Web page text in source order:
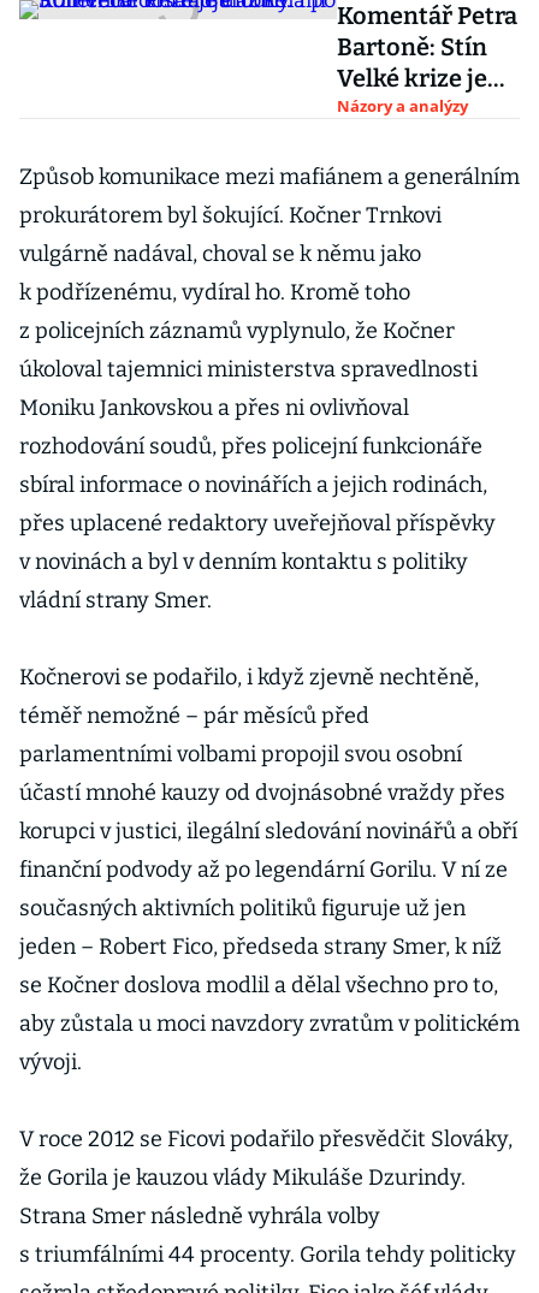
Komentář Petra
Bartoně: Stín
Velké krize je
dlouhý. I po 90
až k nám
Názory a analýzy
Způsob komunikace mezi mafiánem a generálním
prokurátorem byl šokující. Kočner Trnkovi
vulgárně nadával, choval se k němu jako
k podřízenému, vydíral ho. Kromě toho
z policejních záznamů vyplynulo, že Kočner
úkoloval tajemnici ministerstva spravedlnosti
Moniku Jankovskou a přes ni ovlivňoval
rozhodování soudů, přes policejní funkcionáře
sbíral informace o novinářích a jejich rodinách,
přes uplacené redaktory uveřejňoval příspěvky
v novinách a byl v denním kontaktu s politiky
vládní strany Smer.
Kočnerovi se podařilo, i když zjevně nechtěně,
téměř nemožné – pár měsíců před
parlamentními volbami propojil svou osobní
účastí mnohé kauzy od dvojnásobné vraždy přes
korupci v justici, ilegální sledování novinářů a obří
finanční podvody až po legendární Gorilu. V ní ze
současných aktivních politiků figuruje už jen
jeden – Robert Fico, předseda strany Smer, k níž
se Kočner doslova modlil a dělal všechno pro to,
aby zůstala u moci navzdory zvratům v politickém
vývoji.
V roce 2012 se Ficovi podařilo přesvědčit Slováky,
že Gorila je kauzou vlády Mikuláše Dzurindy.
Strana Smer následně vyhrála volby
s triumfálními 44 procenty. Gorila tehdy politicky